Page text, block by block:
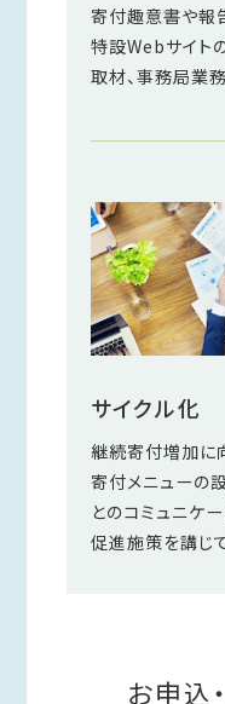
寄付趣意書や報
特設Webサイト
取材、事務局業
サイクル化
継続寄付増加に
寄付メニューの
とのコミュニケ
促進施策を講じ
お申込